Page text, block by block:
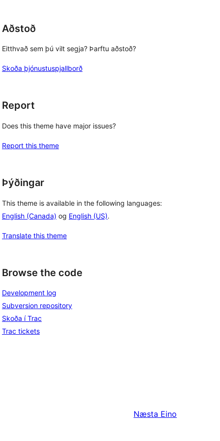
Aðstoð
Eitthvað sem þú vilt segja? Þarftu aðstoð?
Skoða þjónustuspjallborð
Report
Does this theme have major issues?
Report this theme
Þýðingar
This theme is available in the following languages:
English (Canada) og English (US).
Translate this theme
Browse the code
Development log
Subversion repository
Skoða í Trac
Trac tickets
Næsta Eino